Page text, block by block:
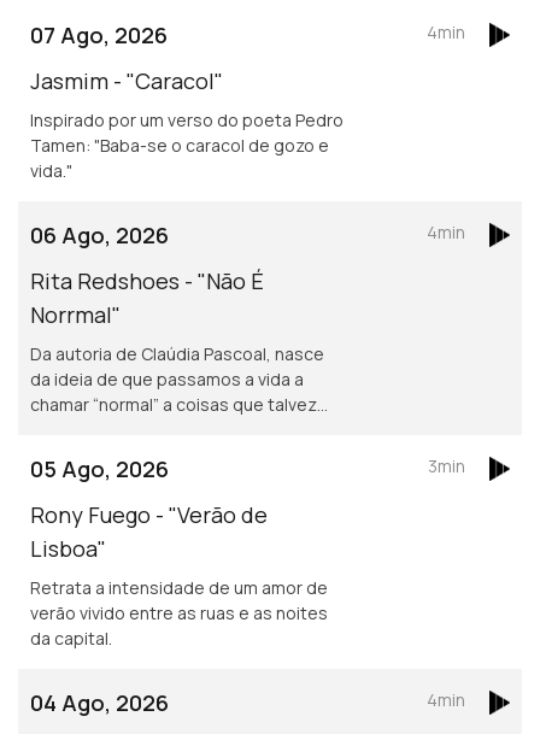
07 Ago, 2026
Jasmim - "Caracol"
Inspirado por um verso do poeta Pedro
Tamen: "Baba-se o caracol de gozo e
vida."
4min
06 Ago, 2026
Rita Redshoes - "Não É
Norrmal"
Da autoria de Claúdia Pascoal, nasce
da ideia de que passamos a vida a
chamar “normal” a coisas que talvez
4min
05 Ago, 2026
Rony Fuego - "Verão de
Lisboa"
Retrata a intensidade de um amor de
verão vivido entre as ruas e as noites
da capital.
3min
04 Ago, 2026
4min